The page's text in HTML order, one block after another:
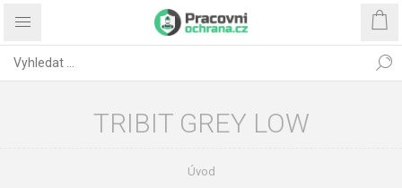
TRIBIT GREY LOW
Úvod